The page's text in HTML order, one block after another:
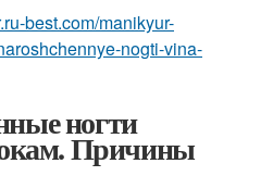
best.com/manikyur-
nogti-vina-
ногти
Причины